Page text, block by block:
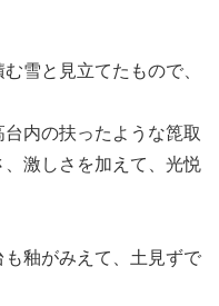
雪と見立てたもので、
内の扶ったような箆取
激しさを加えて、光悦
釉がみえて、土見ずで